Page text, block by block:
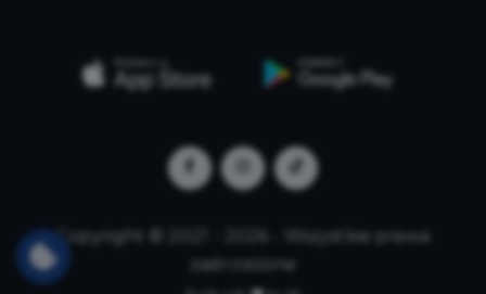
Copyright © 2021 - 2026 - Wszystkie prawa
zastrzeżone